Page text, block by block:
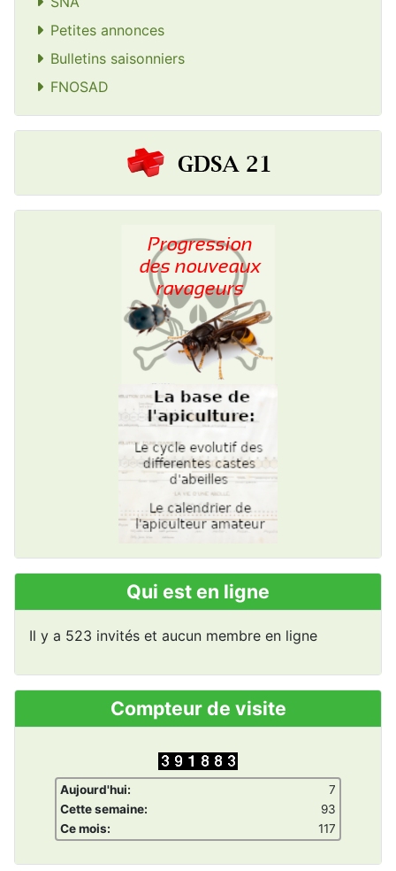
Petites annonces
Bulletins saisonniers
FNOSAD
Qui est en ligne
Il y a 523 invités et aucun membre en ligne
Compteur de visite
Aujourd'hui:
7
Cette semaine:
93
Ce mois:
117